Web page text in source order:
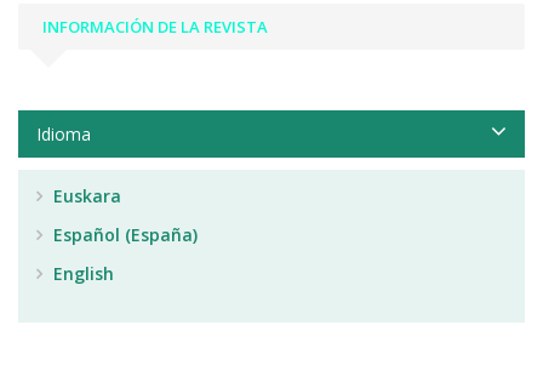
INFORMACIÓN DE LA REVISTA
Idioma
Euskara
Español (España)
English